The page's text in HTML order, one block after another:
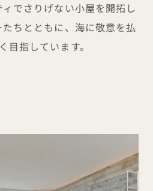
でさりげない小屋を開拓し
ちとともに、海に敬意を払
目指しています。